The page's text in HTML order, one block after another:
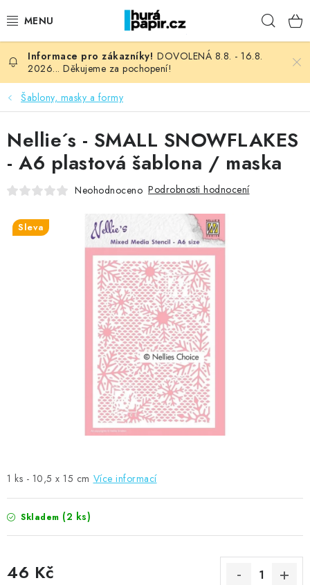
na
NOVINKY
HURÁ DÍLNA
VŠECHNO ZBOŽÍ
KNIHAŘSKÝ MATERIÁL
OBLÍBENÉ ♥️
MOJE OBJEDNÁVKA
Kontakty Moje objednávka
Oblíbené ♥️
Hodnocení obchodu
Obchodní podmínky
Podmínky ochrany osobních údajů
Ověřování recenzí
DOVOLENÁ 8.8. - 16.8.
2026... Děkujeme za pochopení!
Šablony, masky a formy
1 ks - 10,5 x 15 cm Více informací
Skladem (2 ks)
46 Kč
Nellie´s - SMALL SNOWFLAKES
- A6 plastová šablona / maska
Neohodnoceno Podrobnosti hodnocení
Sleva